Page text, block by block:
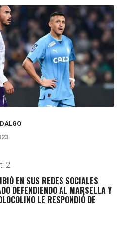
2
EN SUS REDES SOCIALES
DEFENDIENDO AL MARSELLA Y
LE RESPONDIÓ DE